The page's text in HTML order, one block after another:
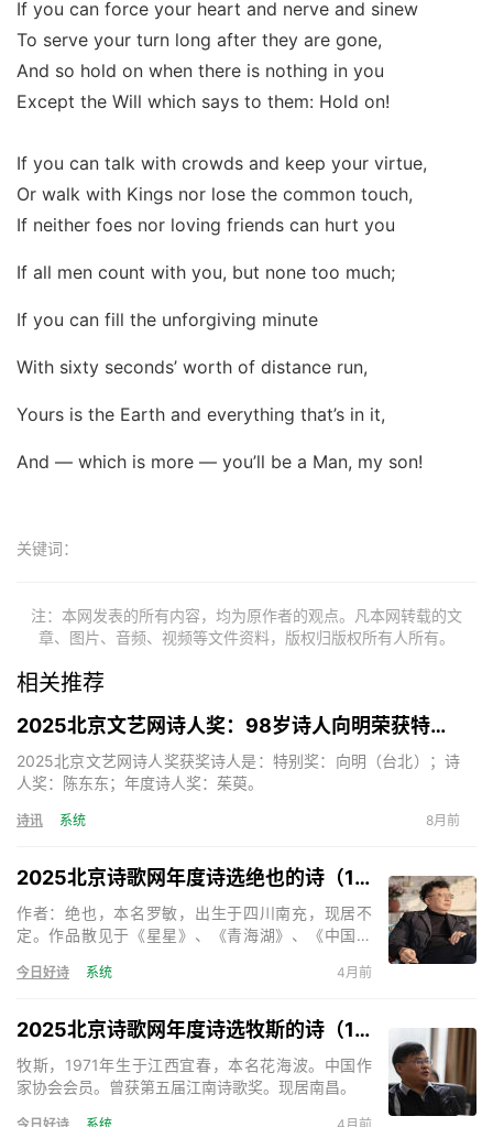
If you can force your heart and nerve and sinew
To serve your turn long after they are gone,
And so hold on when there is nothing in you
Except the Will which says to them: Hold on!
If you can talk with crowds and keep your virtue,
Or walk with Kings nor lose the common touch,
If neither foes nor loving friends can hurt you
If all men count with you, but none too much;
If you can fill the unforgiving minute
With sixty seconds’ worth of distance run,
Yours is the Earth and everything that’s in it,
And — which is more — you’ll be a Man, my son!
关键词：
注：本网发表的所有内容，均为原作者的观点。凡本网转载的文
章、图片、音频、视频等文件资料，版权归版权所有人所有。
相关推荐
2025北京文艺网诗人奖：98岁诗人向明荣获特别奖，陈东东荣获诗人奖，茱萸荣获年度诗人奖！
2025北京文艺网诗人奖获奖诗人是：特别奖：向明（台北）；诗
人奖：陈东东；年度诗人奖：茱萸。
诗讯 系统 8月前
2025北京诗歌网年度诗选绝也的诗（15首）
作者：绝也，本名罗敏，出生于四川南充，现居不
定。作品散见于《星星》、《青海湖》、《中国诗
《神的呢喃》、《秋叶集》、《在成都的日子》、
《残梦》等。主编诗歌刊物三十余部。《天下诗歌》
诗刊主编。
今日好诗 系统 4月前
2025北京诗歌网年度诗选牧斯的诗（17首）
牧斯，1971年生于江西宜春，本名花海波。中国作
家协会会员。曾获第五届江南诗歌奖。现居南昌。